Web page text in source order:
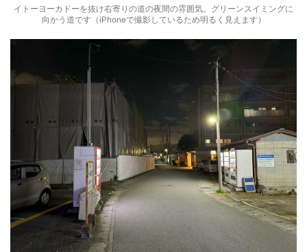
イトーヨーカドーを抜け右寄りの道の夜間の雰囲気。グリーンスイミングに
向かう道です（iPhoneで撮影しているため明るく見えます）